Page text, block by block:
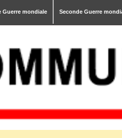
Guerre mondiale Seconde Guerre